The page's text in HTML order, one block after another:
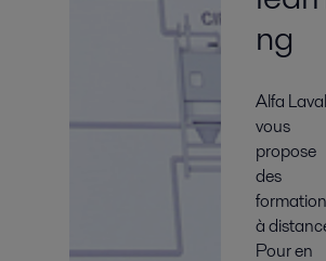
ng
Alfa Laval
vous
propose
des
à
Pour en